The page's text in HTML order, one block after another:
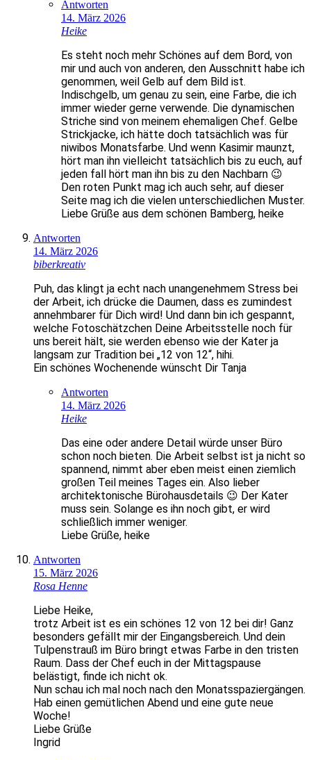
Antworten
14. März 2026
Heike
Es steht noch mehr Schönes auf dem Bord, von
mir und auch von anderen, den Ausschnitt habe ich
genommen, weil Gelb auf dem Bild ist.
Indischgelb, um genau zu sein, eine Farbe, die ich
immer wieder gerne verwende. Die dynamischen
Striche sind von meinem ehemaligen Chef. Gelbe
Strickjacke, ich hätte doch tatsächlich was für
niwibos Monatsfarbe. Und wenn Kasimir maunzt,
hört man ihn vielleicht tatsächlich bis zu euch, auf
jeden fall hört man ihn bis zu den Nachbarn 😉
Den roten Punkt mag ich auch sehr, auf dieser
Seite mag ich die vielen unterschiedlichen Muster.
Liebe Grüße aus dem schönen Bamberg, heike
Antworten
14. März 2026
biberkreativ
Puh, das klingt ja echt nach unangenehmem Stress bei
der Arbeit, ich drücke die Daumen, dass es zumindest
annehmbarer für Dich wird! Und dann bin ich gespannt,
welche Fotoschätzchen Deine Arbeitsstelle noch für
uns bereit hält, sie werden ebenso wie der Kater ja
langsam zur Tradition bei „12 von 12“, hihi.
Ein schönes Wochenende wünscht Dir Tanja
Antworten
14. März 2026
Heike
Das eine oder andere Detail würde unser Büro
schon noch bieten. Die Arbeit selbst ist ja nicht so
spannend, nimmt aber eben meist einen ziemlich
großen Teil meines Tages ein. Also lieber
architektonische Bürohausdetails 😉 Der Kater
muss sein. Solange es ihn noch gibt, er wird
schließlich immer weniger.
Liebe Grüße, heike
Antworten
15. März 2026
Rosa Henne
Liebe Heike,
trotz Arbeit ist es ein schönes 12 von 12 bei dir! Ganz
besonders gefällt mir der Eingangsbereich. Und dein
Tulpenstrauß im Büro bringt etwas Farbe in den tristen
Raum. Dass der Chef euch in der Mittagspause
belästigt, finde ich nicht ok.
Nun schau ich mal noch nach den Monatsspaziergängen.
Hab einen gemütlichen Abend und eine gute neue
Woche!
Liebe Grüße
Ingrid